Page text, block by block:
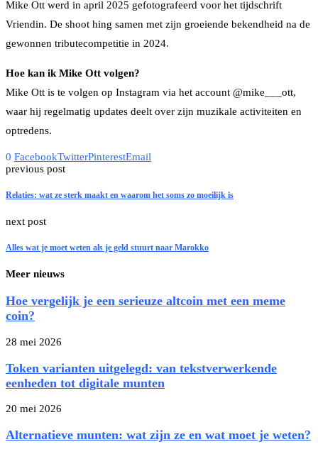
Mike Ott werd in april 2025 gefotografeerd voor het tijdschrift
Vriendin. De shoot hing samen met zijn groeiende bekendheid na de
gewonnen tributecompetitie in 2024.
Hoe kan ik Mike Ott volgen?
Mike Ott is te volgen op Instagram via het account @mike___ott,
waar hij regelmatig updates deelt over zijn muzikale activiteiten en
optredens.
0 FacebookTwitterPinterestEmail
previous post
Relaties: wat ze sterk maakt en waarom het soms zo moeilijk is
next post
Alles wat je moet weten als je geld stuurt naar Marokko
Meer nieuws
Hoe vergelijk je een serieuze altcoin met een meme
coin?
28 mei 2026
Token varianten uitgelegd: van tekstverwerkende
eenheden tot digitale munten
20 mei 2026
Alternatieve munten: wat zijn ze en wat moet je weten?